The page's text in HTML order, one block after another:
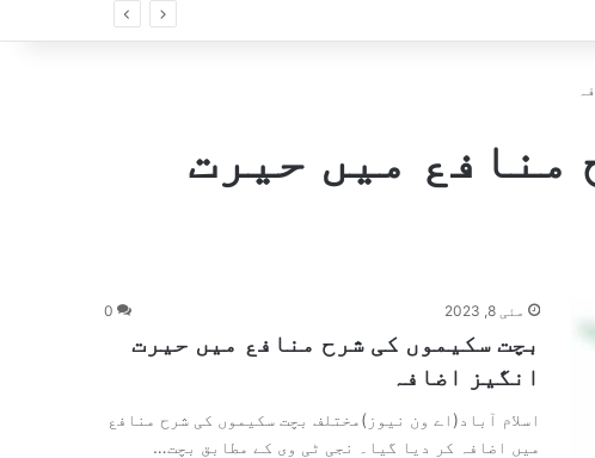
منافع میں حیرت
مئی 8, 2023 0
بچت سکیموں کی شرح منافع میں حیرت
انگیز اضافہ
اسلام آباد(اے ون نیوز)مختلف بچت سکیموں کی شرح منافع
میں اضافہ کر دیا گیا۔ نجی ٹی وی کے مطابق بچت…